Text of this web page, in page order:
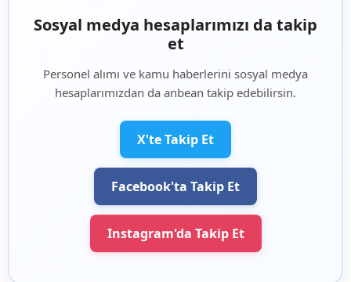
Sosyal medya hesaplarımızı da takip
et
Personel alımı ve kamu haberlerini sosyal medya
hesaplarımızdan da anbean takip edebilirsin.
X'te Takip Et
Facebook'ta Takip Et
Instagram'da Takip Et